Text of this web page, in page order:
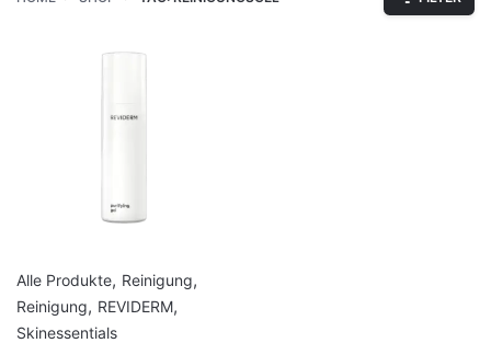
Alle Produkte, Reinigung,
Reinigung, REVIDERM,
Skinessentials